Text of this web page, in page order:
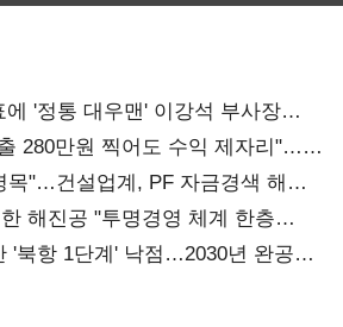
'정통 대우맨' 이강석 부사장
280만원 찍어도 수익 제자리"…
인'
목"…건설업계, PF 자금경색 해소
해진공 "투명경영 체계 한층
'북항 1단계' 낙점…2030년 완공